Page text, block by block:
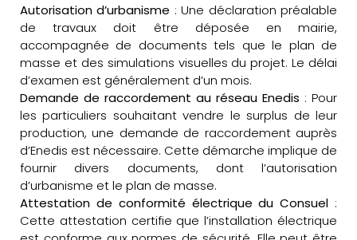
Autorisation d’urbanisme : Une déclaration préalable
de travaux doit être déposée en mairie,
accompagnée de documents tels que le plan de
masse et des simulations visuelles du projet. Le délai
d’examen est généralement d’un mois.
Demande de raccordement au réseau Enedis : Pour
les particuliers souhaitant vendre le surplus de leur
production, une demande de raccordement auprès
d’Enedis est nécessaire. Cette démarche implique de
fournir divers documents, dont l’autorisation
d’urbanisme et le plan de masse.
Attestation de conformité électrique du Consuel :
Cette attestation certifie que l’installation électrique